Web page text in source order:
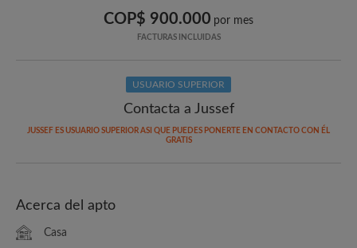
COP$ 900.000 por mes
FACTURAS INCLUIDAS
USUARIO SUPERIOR
Contacta a Jussef
JUSSEF ES USUARIO SUPERIOR ASI QUE PUEDES PONERTE EN CONTACTO CON ÉL
GRATIS
Acerca del apto
Casa